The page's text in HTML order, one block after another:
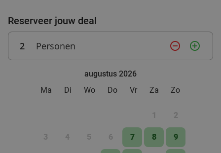
Verkocht: 14
€2
Reserveer jouw deal
2 Personen remove_circle_outline add_circle_outline
augustus 2026
Ma
Di Wo Do Vr Za Zo
1 2
3 4 5 6 7 8 9